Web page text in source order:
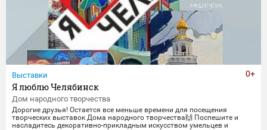
Выставки
Я люблю Челябинск
Дом народного творчества
Дорогие друзья! Остается все меньше времени для посещения
творческих выставок Дома народного творчества🙌 Поспешите и
насладитесь декоративно-прикладным искусством умельцев и
0+